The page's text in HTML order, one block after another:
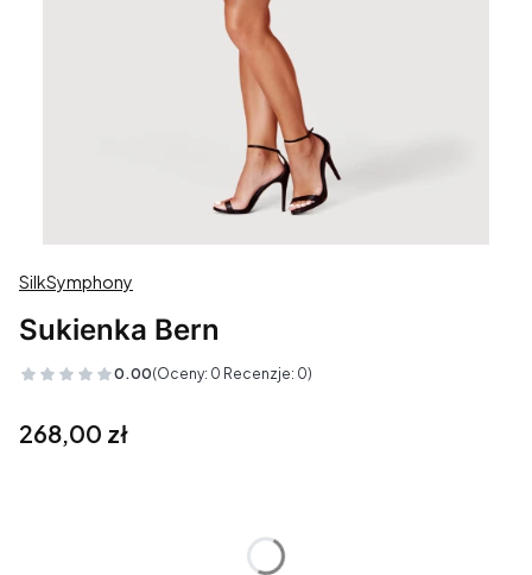
SilkSymphony
Sukienka Bern
0.00(Oceny: 0 Recenzje: 0)
Cena
268,00 zł
Poszczególne warianty mogą różnić się ceną